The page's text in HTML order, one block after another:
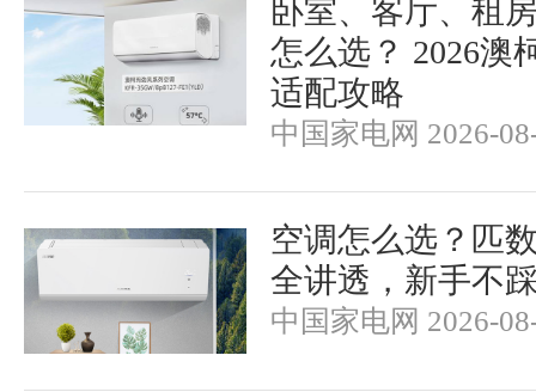
卧室、客厅、租
怎么选？ 2026澳
适配攻略
中国家电网 2026-
空调怎么选？匹
全讲透，新手不
中国家电网 2026-